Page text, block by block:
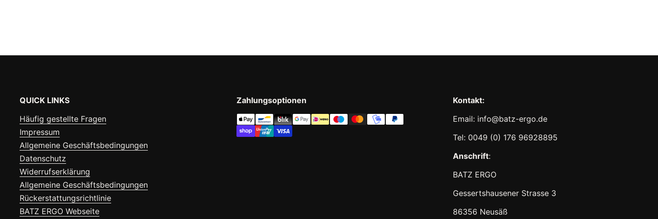
QUICK LINKS
Häufig gestellte Fragen
Impressum
Allgemeine Geschäftsbedingungen
Datenschutz
Widerrufserklärung
Allgemeine Geschäftsbedingungen
Rückerstattungsrichtlinie
BATZ ERGO Webseite
Zahlungsoptionen
Kontakt:
Email: info@batz-ergo.de
Tel: 0049 (0) 176 96928895
Anschrift:
BATZ ERGO
Gessertshausener Strasse 3
86356 Neusäß